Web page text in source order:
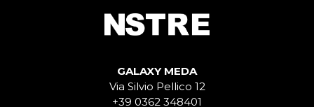
GALAXY MEDA
Via Silvio Pellico 12
+39 0362 348401